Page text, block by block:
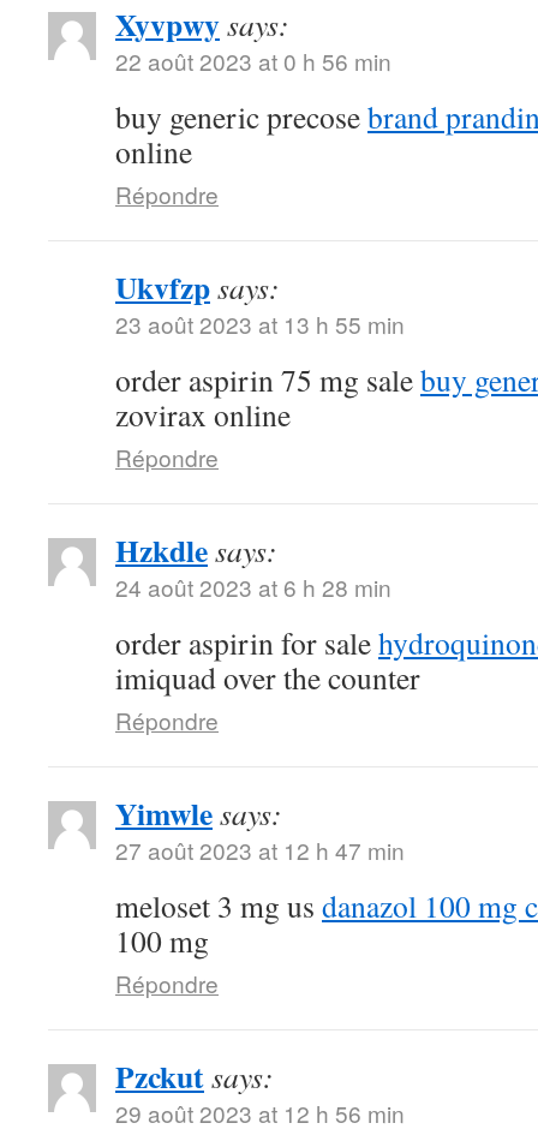
Xyvpwysays:
22 août 2023 at 0 h 56 min
buy generic precosebrand
online
Répondre
Ukvfzpsays:
23 août 2023 at 13 h 55 min
order aspirin 75 mg salebuy
zovirax online
Répondre
Hzkdlesays:
24 août 2023 at 6 h 28 min
order aspirin for sale
imiquad over the counter
Répondre
Yimwlesays:
27 août 2023 at 12 h 47 min
meloset 3 mg us danazol 100 mg
100 mg
Répondre
Pzckutsays:
29 août 2023 at 12 h 56 min